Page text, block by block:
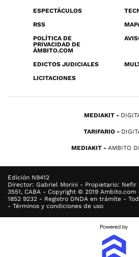
ESPECTÁCULOS
RSS
POLÍTICA DE
PRIVACIDAD DE
ÁMBITO.COM
EDICTOS JUDICIALES
LICITACIONES
MEDIAKIT
TARIFARIO
MEDIAKIT AMBITO
Edición N9412
Director: Gabriel Morini - Propietario: Nefir
3551, CABA - Copyright © 2019
1852 9232 - Registro DNDA en trámite -
- Términos y condiciones de uso